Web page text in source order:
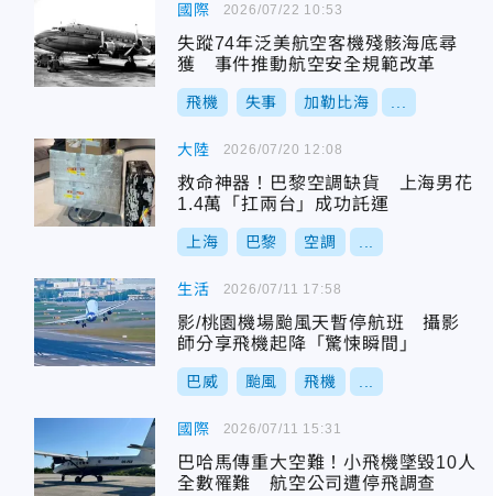
國際
失蹤74年泛美航空客機殘骸海底尋
獲 事件推動航空安全規範改革
飛機 失事 加勒比海
2026/07/22 10:53
大陸
救命神器！巴黎空調缺貨 上海男花
1.4萬「扛兩台」成功託運
上海 巴黎 空調
2026/07/20 12:08
生活
影/桃園機場颱風天暫停航班 攝影
師分享飛機起降「驚悚瞬間」
巴威 颱風 飛機
2026/07/11 17:58
國際
巴哈馬傳重大空難！小飛機墜毀10人
全數罹難 航空公司遭停飛調查
2026/07/11 15:31